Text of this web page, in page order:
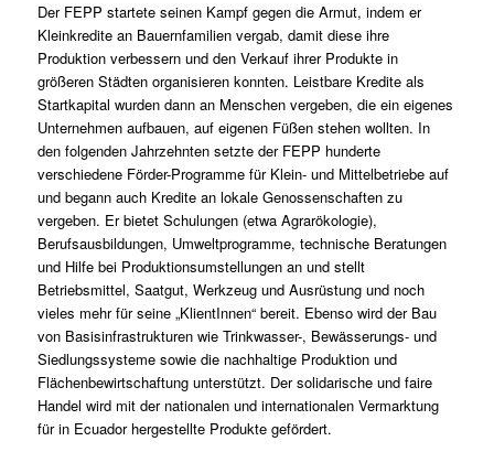
Der FEPP startete seinen Kampf gegen die Armut, indem er
Kleinkredite an Bauernfamilien vergab, damit diese ihre
Produktion verbessern und den Verkauf ihrer Produkte in
größeren Städten organisieren konnten. Leistbare Kredite als
Startkapital wurden dann an Menschen vergeben, die ein eigenes
Unternehmen aufbauen, auf eigenen Füßen stehen wollten. In
den folgenden Jahrzehnten setzte der FEPP hunderte
verschiedene Förder-Programme für Klein- und Mittelbetriebe auf
und begann auch Kredite an lokale Genossenschaften zu
vergeben. Er bietet Schulungen (etwa Agrarökologie),
Berufsausbildungen, Umweltprogramme, technische Beratungen
und Hilfe bei Produktionsumstellungen an und stellt
Betriebsmittel, Saatgut, Werkzeug und Ausrüstung und noch
vieles mehr für seine „KlientInnen“ bereit. Ebenso wird der Bau
von Basisinfrastrukturen wie Trinkwasser-, Bewässerungs- und
Siedlungssysteme sowie die nachhaltige Produktion und
Flächenbewirtschaftung unterstützt. Der solidarische und faire
Handel wird mit der nationalen und internationalen Vermarktung
für in Ecuador hergestellte Produkte gefördert.